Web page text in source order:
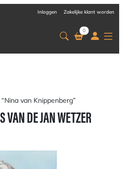
Inloggen Zakelijke klant worden
0
van Knippenberg”
VAN DE JAN WETZER